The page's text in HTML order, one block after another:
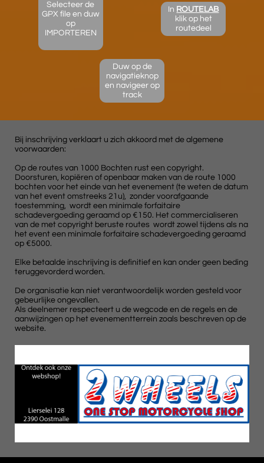
Selecteer de
GPX file en duw
op
IMPORTEREN
In ROUTELAB
klik op het
routedeel
Duw op de
navigatieknop
en navigeer op
track
Bij inschrijving verklaart u zich akkoord met de algemene
voorwaarden:
Op de routes van 1000 Bochten rust een copyright.
Doorsturen, kopiëren of openbaar maken van de route 1000
bochten voor het einde van het evenement (te weten de datum
van het event omstreeks 21u), zonder voorafgaande
toestemming, wordt een minimale forfaitaire
schadevergoeding geraamd op €150. Het commercialiseren
van de met copyright beruste routes wordt zowel tijdens als na
het event een minimale forfaitaire schadevergoeding geraamd
op €5000.
Elke betaalde inschrijving is definitief en kan onder geen beding
teruggevorderd worden.
De organisatie kan niet verantwoordelijk worden gesteld voor
gebeurlijke ongevallen.
Als deelnemer respecteert u de wegcode en de regels en de
aanwijzingen op het evenementterrein zoals beschreven op de
website.